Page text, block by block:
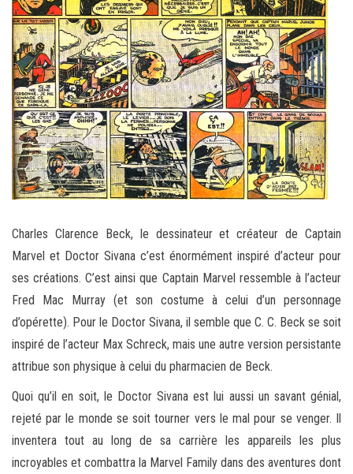
Charles Clarence Beck, le dessinateur et créateur de Captain
Marvel et Doctor Sivana c’est énormément inspiré d’acteur pour
ses créations. C’est ainsi que Captain Marvel ressemble à l’acteur
Fred Mac Murray (et son costume à celui d’un personnage
d’opérette). Pour le Doctor Sivana, il semble que C. C. Beck se soit
inspiré de l’acteur Max Schreck, mais une autre version persistante
attribue son physique à celui du pharmacien de Beck.
Quoi qu’il en soit, le Doctor Sivana est lui aussi un savant génial,
rejeté par le monde se soit tourner vers le mal pour se venger. Il
inventera tout au long de sa carrière les appareils les plus
incroyables et combattra la Marvel Family dans des aventures dont